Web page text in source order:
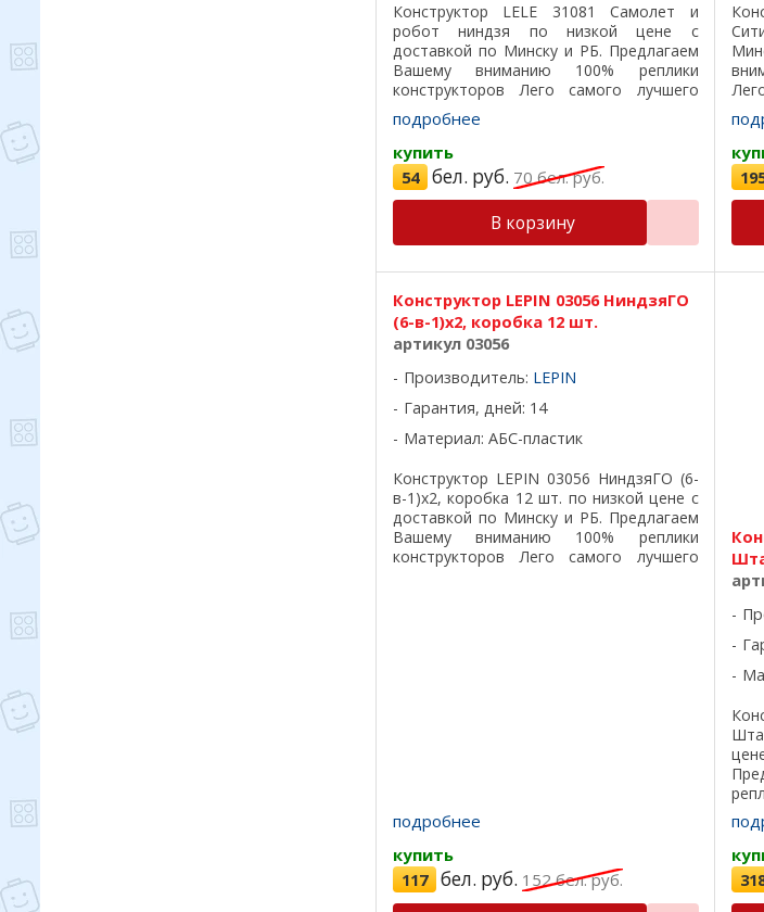
Конструктор LELE 31081 Самолет и
робот ниндзя по низкой цене с
доставкой по Минску и РБ. Предлагаем
Вашему вниманию 100% реплики
конструкторов Лего самого лучшего
качества, все детали подходят на 100%,
отличный пластик, красивая
подарочная коробка, ...
подробнее
купить
54 бел. руб. 70бел. руб.
В корзину
...
Конструктор LEPIN 03056 НиндзяГО
(6-в-1)x2, коробка 12 шт.
артикул 03056
Производитель: LEPIN
Гарантия, дней: 14
Материал: АБС-пластик
Конструктор LEPIN 03056 НиндзяГО (6-
в-1)x2, коробка 12 шт. по низкой цене с
доставкой по Минску и РБ. Предлагаем
Вашему вниманию 100% реплики
конструкторов Лего самого лучшего
подробнее
купить
117 бел. руб. 152бел. руб.
на